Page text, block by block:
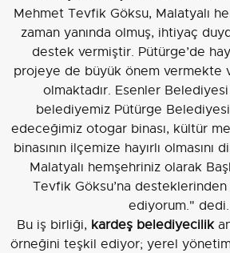
Mehmet Tevfik Göksu, Malatyalı
zaman yanında olmuş, ihtiyaç
destek vermiştir. Pütürge’de
projeye de büyük önem vermekte
olmaktadır. Esenler
belediyemiz Pütürge
edeceğimiz otogar binası, kültür
binasının ilçemize hayırlı
Malatyalı hemşehriniz olarak
Tevfik Göksu’na
ediyorum." dedi.
Bu iş birliği, kardeş belediyecilik
örneğini teşkil ediyor; yerel